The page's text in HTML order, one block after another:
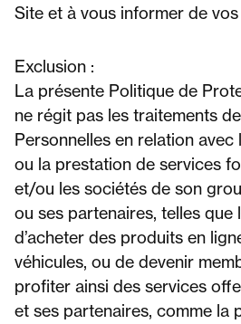
Site et à vous informer de
Exclusion :
La présente Politique de
ne régit pas les traitements
Personnelles en relation
ou la prestation de services
et/ou les sociétés de son
ou ses partenaires, telles que
d’acheter des produits en
véhicules, ou de devenir
profiter ainsi des services
et ses partenaires, comme la